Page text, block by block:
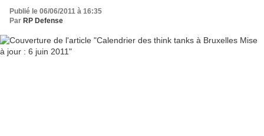
Publié le 06/06/2011 à 16:35
Par RP Defense